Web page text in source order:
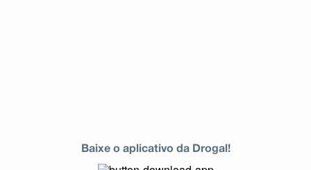
Baixe o aplicativo da Drogal!